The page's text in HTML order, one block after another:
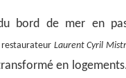
bord de mer en
restaurateur Laurent Cyril
en